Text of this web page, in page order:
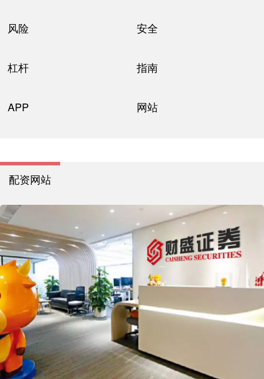
风险 安全
杠杆 指南
APP 网站
配资网站